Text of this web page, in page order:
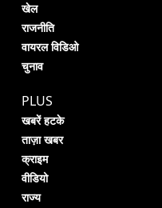
खेल
राजनीति
वायरल विडिओ
चुनाव
PLUS
खबरें हटके
ताज़ा खबर
क्राइम
वीडियो
राज्य